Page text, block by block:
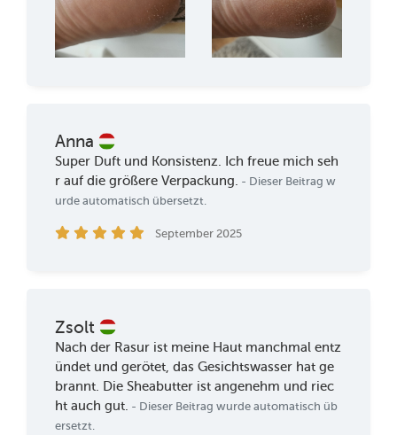
Anna
Super Duft und Konsistenz. Ich freue mich seh
r auf die größere Verpackung. - Dieser Beitrag w
urde automatisch übersetzt.
September 2025
Zsolt
Nach der Rasur ist meine Haut manchmal entz
ündet und gerötet, das Gesichtswasser hat ge
brannt. Die Sheabutter ist angenehm und riec
ht auch gut. - Dieser Beitrag wurde automatisch üb
ersetzt.